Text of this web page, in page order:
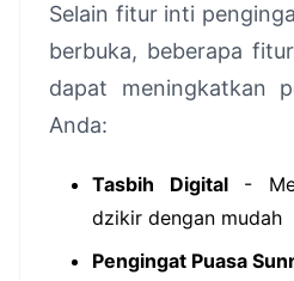
Selain fitur inti
berbuka, beberapa
dapat meningkatkan
Anda:
Tasbih Digital-
dzikir dengan mudah
Pengingat Puasa